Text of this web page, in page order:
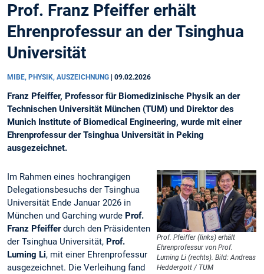
Prof. Franz Pfeiffer erhält
Ehrenprofessur an der Tsinghua
Universität
MIBE, PHYSIK, AUSZEICHNUNG 09.02.2026
Franz Pfeiffer, Professor für Biomedizinische Physik an der
Technischen Universität München (TUM) und Direktor des
Munich Institute of Biomedical Engineering, wurde mit einer
Ehrenprofessur der Tsinghua Universität in Peking
ausgezeichnet.
Prof. Pfeiffer (links) erhält
Ehrenprofessur von Prof.
Luming Li (rechts). Bild: Andreas
Heddergott / TUM
Im Rahmen eines hochrangigen
Delegationsbesuchs der Tsinghua
Universität Ende Januar 2026 in
München und Garching wurde Prof.
Franz Pfeifferdurch den Präsidenten
der Tsinghua Universität, Prof.
Luming Li, mit einer Ehrenprofessur
ausgezeichnet. Die Verleihung fand